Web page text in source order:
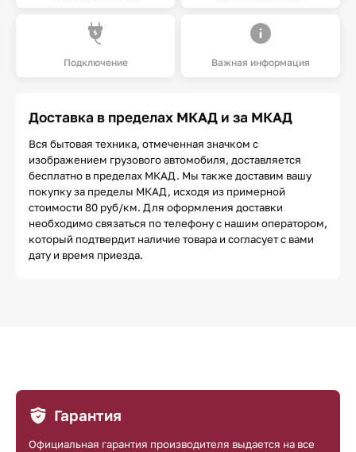
Подключение Важная информация
Доставка в пределах МКАД и за МКАД
Вся бытовая техника, отмеченная значком с
изображением грузового автомобиля, доставляется
бесплатно в пределах МКАД. Мы также доставим вашу
покупку за пределы МКАД, исходя из примерной
стоимости 80 руб/км. Для оформления доставки
необходимо связаться по телефону с нашим оператором,
который подтвердит наличие товара и согласует с вами
дату и время приезда.
Гарантия
Официальная гарантия производителя выдается на все